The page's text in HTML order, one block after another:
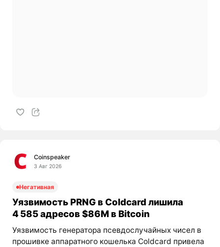
Coinspeaker
3 Авг 2026
Негативная
Уязвимость PRNG в Coldcard лишила
4 585 адресов $86M в Bitcoin
Уязвимость генератора псевдослучайных чисел в
прошивке аппаратного кошелька Coldcard привела